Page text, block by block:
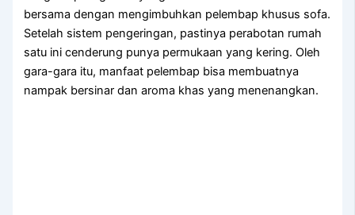
bersama dengan mengimbuhkan pelembap khusus sofa.
Setelah sistem pengeringan, pastinya perabotan rumah
satu ini cenderung punya permukaan yang kering. Oleh
gara-gara itu, manfaat pelembap bisa membuatnya
nampak bersinar dan aroma khas yang menenangkan.